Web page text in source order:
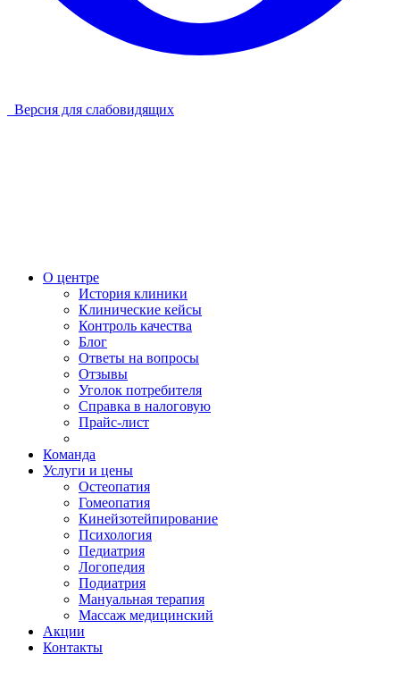
Версия для слабовидящих
О центре
История клиники
Клинические кейсы
Контроль качества
Блог
Ответы на вопросы
Отзывы
Уголок потребителя
Справка в налоговую
Прайс-лист
Команда
Услуги и цены
Остеопатия
Гомеопатия
Кинейзотейпирование
Психология
Педиатрия
Логопедия
Подиатрия
Мануальная терапия
Массаж медицинский
Акции
Контакты